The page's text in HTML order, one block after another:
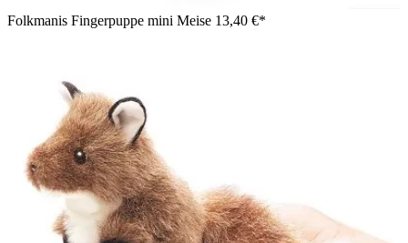
Folkmanis Fingerpuppe mini Meise 13,40 €*